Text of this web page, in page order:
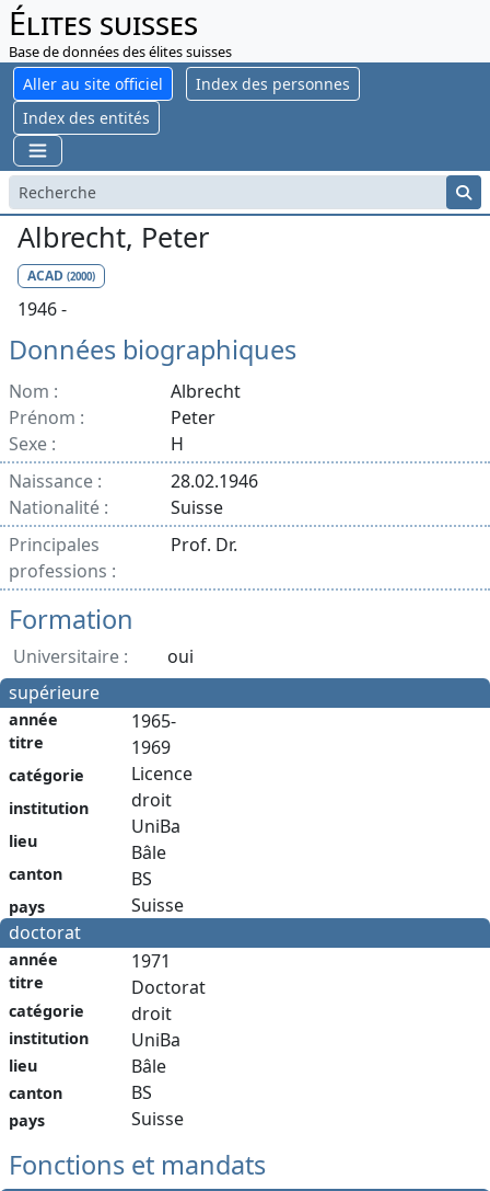
Élites suisses
Base de données des élites suisses
Aller au site officiel
Index des personnes
Index des entités
Albrecht, Peter
ACAD (2000)
1946 -
Données biographiques
Nom :
Albrecht
Prénom :
Peter
Sexe :
H
Naissance :
28.02.1946
Nationalité :
Suisse
Principales
professions :
Prof. Dr.
Formation
Universitaire :
oui
supérieure
année
titre
catégorie
institution
lieu
canton
pays
1965-
1969
Licence
droit
UniBa
Bâle
BS
Suisse
doctorat
année
titre
catégorie
institution
lieu
canton
pays
1971
Doctorat
droit
UniBa
Bâle
BS
Suisse
Fonctions et mandats